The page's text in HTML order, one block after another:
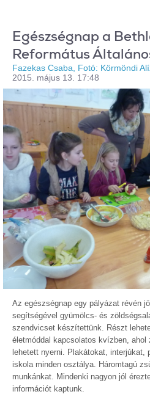
Egészségnap a
Református
Fazekas Csaba, Fotó: Körmöndi
2015. május 13. 17:48
Az egészségnap egy pályázat révén
segítségével gyümölcs- és
szendvicset készítettünk. Részt
életmóddal kapcsolatos kvízben,
lehetett nyerni. Plakátokat, interjúkat,
iskola minden osztálya. Háromtagú
munkánkat. Mindenki nagyon jól
információt kaptunk.